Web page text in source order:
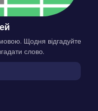
Щодня відгадуйте
слово.